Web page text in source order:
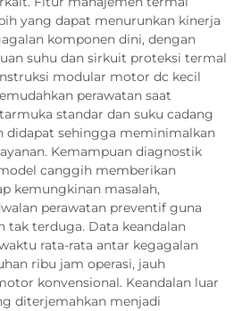
yang dapat menurunkan kinerja
komponen dini, dengan
suhu dan sirkuit proteksi termal
modular motor dc kecil
perawatan saat
standar dan suku cadang
didapat sehingga meminimalkan
Kemampuan diagnostik
canggih memberikan
kemungkinan masalah,
perawatan preventif guna
tak terduga. Data keandalan
rata-rata antar kegagalan
ribu jam operasi, jauh
konvensional. Keandalan luar
diterjemahkan menjadi